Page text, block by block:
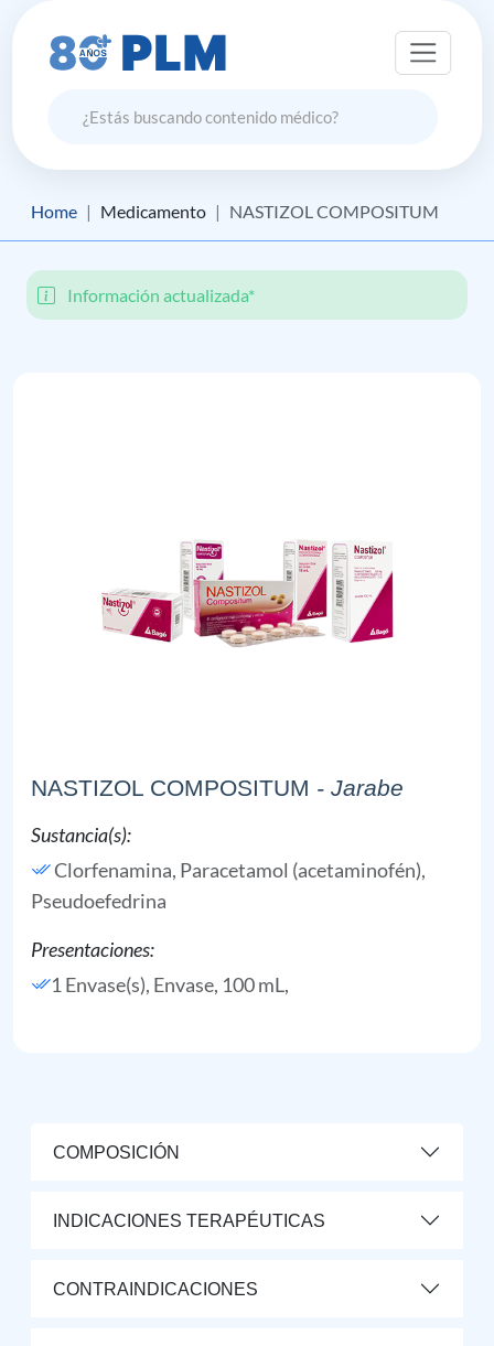
Home Medicamento NASTIZOL COMPOSITUM
Información actualizada*
NASTIZOL COMPOSITUM - Jarabe
Sustancia(s):
Clorfenamina, Paracetamol (acetaminofén),
Pseudoefedrina
Presentaciones:
1 Envase(s), Envase, 100 mL,
COMPOSICIÓN
INDICACIONES TERAPÉUTICAS
CONTRAINDICACIONES